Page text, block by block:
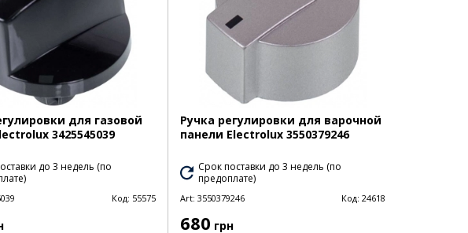
для газовой
3425545039
до 3 недель (по
Код: 55575
Ручка регулировки для варочной
панели Electrolux 3550379246
Срок поставки до 3 недель (по
предоплате)
Art: 3550379246 Код: 24618
680 грн